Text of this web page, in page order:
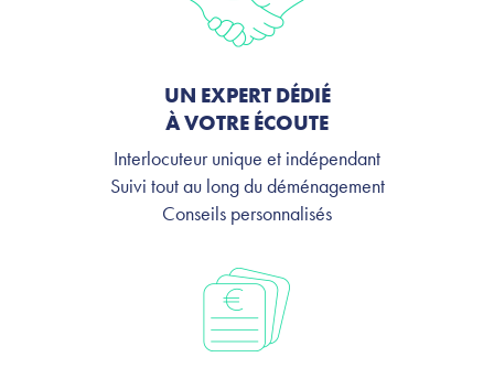
UN EXPERT DÉDIÉ
À VOTRE ÉCOUTE
Interlocuteur unique et indépendant
Suivi tout au long du déménagement
Conseils personnalisés